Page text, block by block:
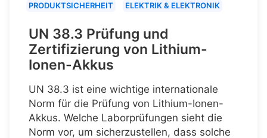
PRODUKTSICHERHEIT ELEKTRIK & ELEKTRONIK
UN 38.3 Prüfung und
Zertifizierung von Lithium-
Ionen-Akkus
UN 38.3 ist eine wichtige internationale
Norm für die Prüfung von Lithium-Ionen-
Akkus. Welche Laborprüfungen sieht die
Norm vor, um sicherzustellen, dass solche